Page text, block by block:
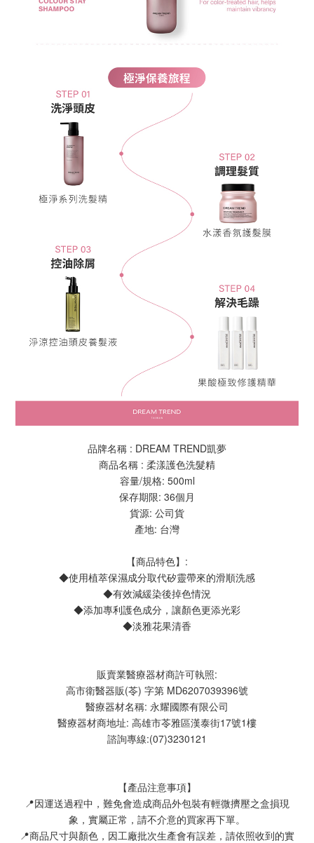
品牌名稱 : DREAM TREND凱夢
商品名稱 : 柔漾護色洗髮精
容量/規格: 500ml
保存期限: 36個月
貨源: 公司貨
產地: 台灣
【商品特色】:
◆使用植萃保濕成分取代矽靈帶來的滑順洗感
◆有效減緩染後掉色情況
◆添加專利護色成分，讓顏色更添光彩
◆淡雅花果清香
販賣業醫療器材商許可執照:
高市衛醫器販(苓) 字第 MD6207039396號
醫療器材名稱: 永耀國際有限公司
醫療器材商地址: 高雄市苓雅區漢泰街17號1樓
諮詢專線:(07)3230121
【產品注意事項】
📍因運送過程中，難免會造成商品外包裝有輕微擠壓之盒損現
象，實屬正常，請不介意的買家再下單。
📍商品尺寸與顏色，因工廠批次生產會有誤差，請依照收到的實